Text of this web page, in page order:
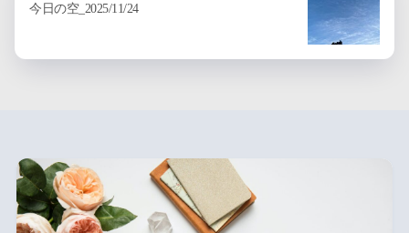
今日の空_2025/11/24